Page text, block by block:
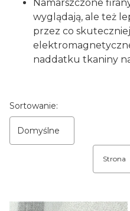
Namarszczone
wyglądają, ale też
przez co
naddatku tkaniny
Lista produktów
Sortowanie:
Domyślne
Strona